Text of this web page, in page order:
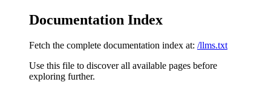
Documentation Index
Fetch the complete documentation index at: /llms.txt
Use this file to discover all available pages before
exploring further.